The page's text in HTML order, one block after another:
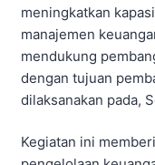
meningkatkan
manajemen
mendukung
dengan tujuan
dilaksanakan pada,
Kegiatan ini